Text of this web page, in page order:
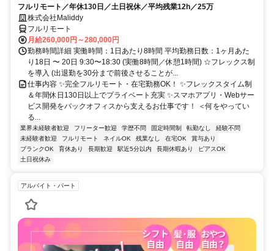
フルリモート／年休130日／土日祝休／平均残業12h／25万
株式会社Maliddy
フルリモート
月給260,000円～280,000円
勤務時間詳細 実働時間：1日あたり8時間 平均勤務日数：1ヶ月あた
り18日 〜 20日 9:30〜18:30 (実働8時間／休憩1時間) ☆フレックス制
を導入 (出退勤を30分まで前後させることが...
仕事内容 ✨完全フルリモート・在宅勤務OK！ ✨フレックスタイム制
＆年間休日130日以上でプライベート充実 ✨スマホアプリ・Webサー
ビス開発をバックオフィスから支えるお仕事です！ ＜何をやってい
る...
業界未経験者歓迎 フリーター歓迎 学歴不問 固定時間制 転勤なし
経験不問
未経験者歓迎
フルリモート ネイルOK 残業なし 在宅OK
賞与あり
ブランクOK
育休あり 長期歓迎 駅近5分以内 長期休暇あり
ピアスOK
土日祝休み
アルバイト・パート